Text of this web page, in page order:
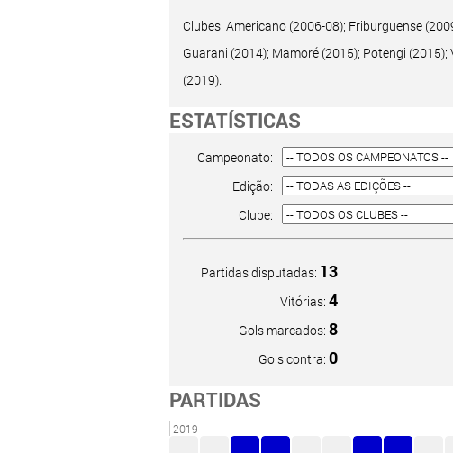
Clubes: Americano (2006-08); Friburguense
Guarani (2014); Mamoré (2015); Potengi
(2019).
ESTATÍSTICAS
Campeonato:
Edição:
Clube:
Partidas disputadas: 13
Vitórias: 4
Gols marcados: 8
Gols contra: 0
PARTIDAS
2019